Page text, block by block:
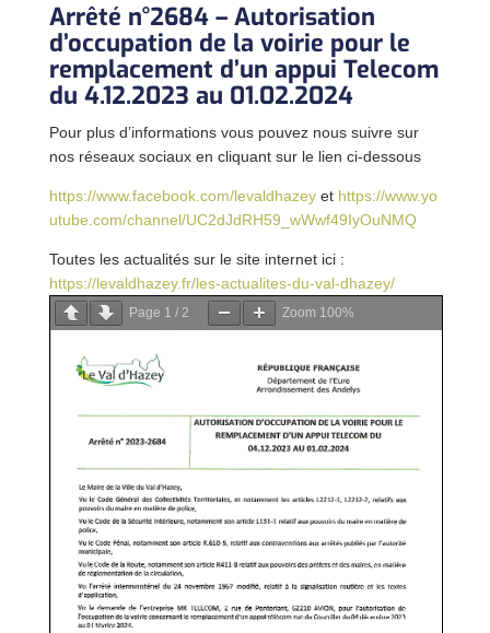
Arrêté n°2684 – Autorisation
d’occupation de la voirie pour le
remplacement d’un appui Telecom
du 4.12.2023 au 01.02.2024
Pour plus d’informations vous pouvez nous suivre sur
nos réseaux sociaux en cliquant sur le lien ci-dessous
https://www.facebook.com/levaldhazeyet https://www.yo
utube.com/channel/UC2dJdRH59_wWwf49IyOuNMQ
Toutes les actualités sur le site internet ici :
https://levaldhazey.fr/les-actualites-du-val-dhazey/
Page 1 / 2 Zoom 100%